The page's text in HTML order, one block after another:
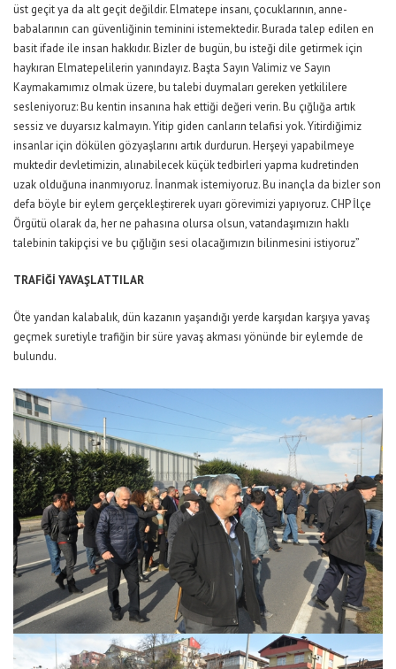
üst geçit ya da alt geçit değildir. Elmatepe insanı, çocuklarının, anne-
babalarının can güvenliğinin teminini istemektedir. Burada talep edilen en
basit ifade ile insan hakkıdır. Bizler de bugün, bu isteği dile getirmek için
haykıran Elmatepelilerin yanındayız. Başta Sayın Valimiz ve Sayın
Kaymakamımız olmak üzere, bu talebi duymaları gereken yetkililere
sesleniyoruz: Bu kentin insanına hak ettiği değeri verin. Bu çığlığa artık
sessiz ve duyarsız kalmayın. Yitip giden canların telafisi yok. Yitirdiğimiz
insanlar için dökülen gözyaşlarını artık durdurun. Herşeyi yapabilmeye
muktedir devletimizin, alınabilecek küçük tedbirleri yapma kudretinden
uzak olduğuna inanmıyoruz. İnanmak istemiyoruz. Bu inançla da bizler son
defa böyle bir eylem gerçekleştirerek uyarı görevimizi yapıyoruz. CHP İlçe
Örgütü olarak da, her ne pahasına olursa olsun, vatandaşımızın haklı
talebinin takipçisi ve bu çığlığın sesi olacağımızın bilinmesini istiyoruz”
TRAFİĞİ YAVAŞLATTILAR
Öte yandan kalabalık, dün kazanın yaşandığı yerde karşıdan karşıya yavaş
geçmek suretiyle trafiğin bir süre yavaş akması yönünde bir eylemde de
bulundu.